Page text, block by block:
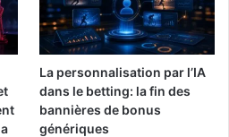
La personnalisation par l’IA
dans le betting: la fin des
bannières de bonus
génériques